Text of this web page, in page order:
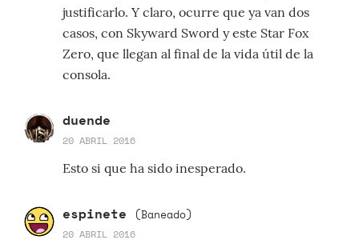
justificarlo. Y claro, ocurre que ya van dos
casos, con Skyward Sword y este Star Fox
Zero, que llegan al final de la vida útil de la
consola.
duende
20 ABRIL 2016
Esto si que ha sido inesperado.
espinete (Baneado)
20 ABRIL 2016